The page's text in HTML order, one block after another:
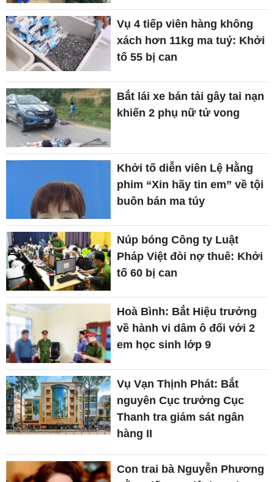
Vụ 4 tiếp viên hàng không
xách hơn 11kg ma tuý: Khởi
tố 55 bị can
Bắt lái xe bán tải gây tai nạn
khiến 2 phụ nữ tử vong
Khởi tố diễn viên Lệ Hằng
phim “Xin hãy tin em” về tội
buôn bán ma túy
Núp bóng Công ty Luật
Pháp Việt đòi nợ thuê: Khởi
tố 60 bị can
Hoà Bình: Bắt Hiệu trưởng
về hành vi dâm ô đối với 2
em học sinh lớp 9
Vụ Vạn Thịnh Phát: Bắt
nguyên Cục trưởng Cục
Thanh tra giám sát ngân
hàng II
Con trai bà Nguyễn Phương